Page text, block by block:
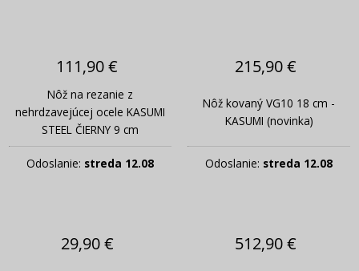
111,90 €
Nôž na rezanie z
nehrdzavejúcej ocele KASUMI
STEEL ČIERNY 9 cm
Odoslanie: streda 12.08
215,90 €
Nôž kovaný VG10 18 cm -
KASUMI (novinka)
Odoslanie: streda 12.08
29,90 € 512,90 €